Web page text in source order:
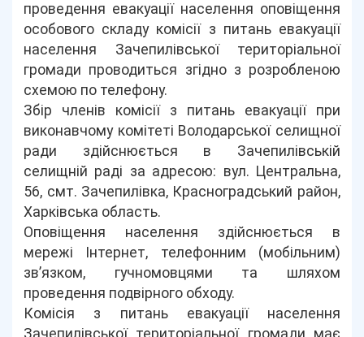
проведення евакуації населення оповіщення
особового складу комісії з питань евакуації
населення Зачепилівської територіальної
громади проводиться згідно з розробленою
схемою по телефону.
Збір членів комісії з питань евакуації при
виконавчому комітеті Володарської селищної
ради здійснюється в Зачепилівській
селищній раді за адресою: вул. Центральна,
56, смт. Зачепилівка, Красноградський район,
Харківська область.
Оповіщення населення здійснюється в
мережі Інтернет, телефонним (мобільним)
зв’язком, гучномовцями та шляхом
проведення подвірного обходу.
Комісія з питань евакуації населення
Зачепилівської територіальної громади має